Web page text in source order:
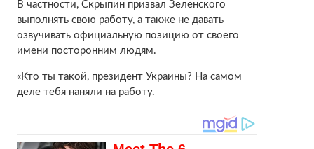
В частности, Скрыпин призвал Зеленского
выполнять свою работу, а также не давать
озвучивать официальную позицию от своего
имени посторонним людям.
«Кто ты такой, президент Украины? На самом
деле тебя наняли на работу.